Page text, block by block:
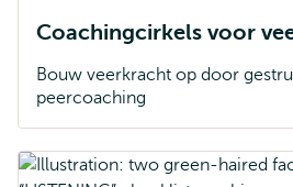
Coachingcirkels voor
Bouw veerkracht op door
peercoaching